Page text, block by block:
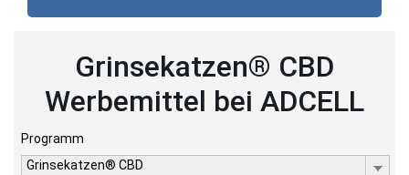
Grinsekatzen® CBD
Werbemittel bei ADCELL
Programm
Grinsekatzen® CBD